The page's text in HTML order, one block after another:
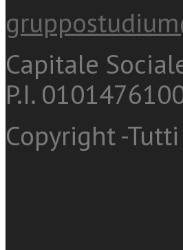
Capitale
P.I.
Copyright -